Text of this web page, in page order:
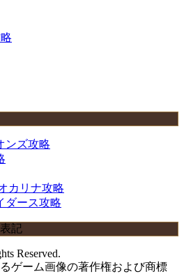
ンズ攻略
カリナ攻略
ダース攻略
記
Reserved.
ゲーム画像の著作権および商標